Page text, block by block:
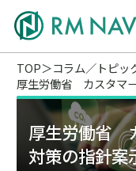
TOP
コラム／トピッ
厚生労働省 カスタマ
厚生労働省
対策の指針案